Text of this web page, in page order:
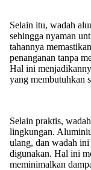
Selain itu, wadah
sehingga nyaman
tahannya
penanganan tanpa
Hal ini
yang membutuhkan
Selain praktis,
lingkungan.
ulang, dan wadah ini
digunakan. Hal ini
meminimalkan